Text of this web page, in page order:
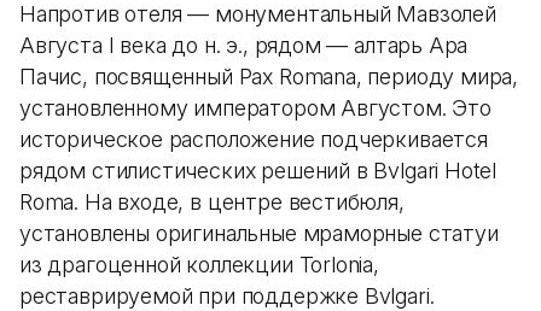
Напротив отеля — монументальный Мавзолей
Августа I века до н. э., рядом — алтарь Ара
Пачис, посвященный Pax Romana, периоду мира,
установленному императором Августом. Это
историческое расположение подчеркивается
рядом стилистических решений в Bvlgari Hotel
Roma. На входе, в центре вестибюля,
установлены оригинальные мраморные статуи
из драгоценной коллекции Torlonia,
реставрируемой при поддержке Bvlgari.